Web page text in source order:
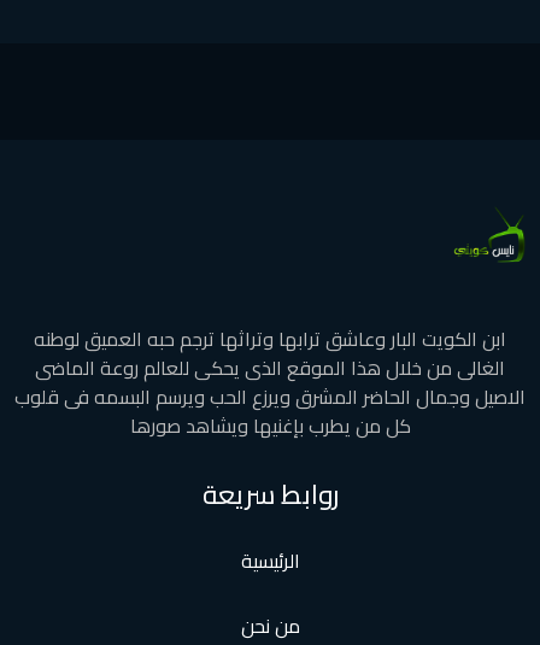
ابن الكويت البار وعاشق ترابها وتراثها ترجم حبه العميق لوطنه
الغالى من خلال هذا الموقع الذى يحكى للعالم روعة الماضى
الاصيل وجمال الحاضر المشرق ويرزع الحب ويرسم البسمه فى قلوب
كل من يطرب بإغنيها ويشاهد صورها
روابط سريعة
الرئيسية
من نحن